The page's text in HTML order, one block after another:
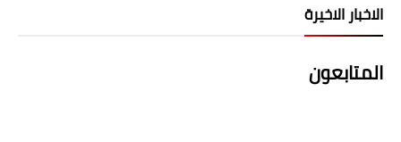
الاخبار الاخيرة
المتابعون